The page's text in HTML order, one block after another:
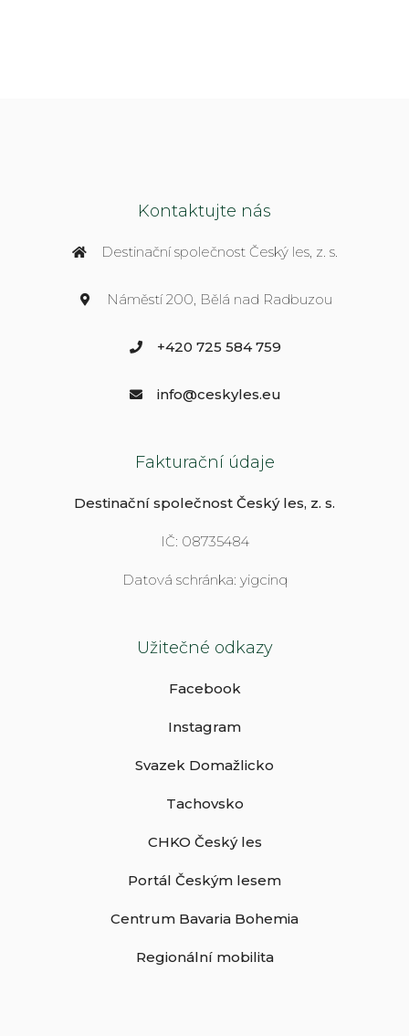
Kontaktujte nás
Destinační společnost Český les, z. s.
Náměstí 200, Bělá nad Radbuzou
+420 725 584 759
info@ceskyles.eu
Fakturační údaje
Destinační společnost Český les, z. s.
IČ: 08735484
Datová schránka: yigcinq
Užitečné odkazy
Facebook
Instagram
Svazek Domažlicko
Tachovsko
CHKO Český les
Portál Českým lesem
Centrum Bavaria Bohemia
Regionální mobilita